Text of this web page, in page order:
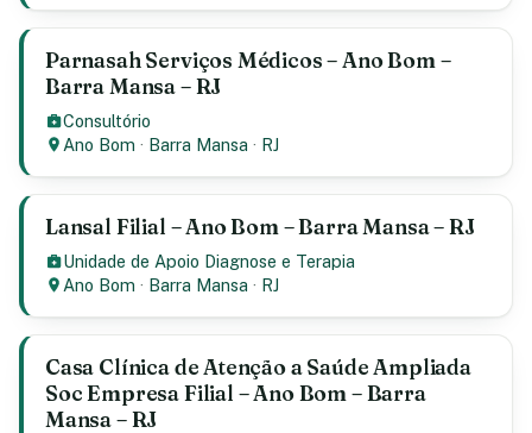
Parnasah Serviços Médicos – Ano Bom –
Barra Mansa – RJ
Consultório
Ano Bom · Barra Mansa · RJ
Lansal Filial – Ano Bom – Barra Mansa – RJ
Unidade de Apoio Diagnose e Terapia
Ano Bom · Barra Mansa · RJ
Casa Clínica de Atenção a Saúde Ampliada
Soc Empresa Filial – Ano Bom – Barra
Mansa – RJ